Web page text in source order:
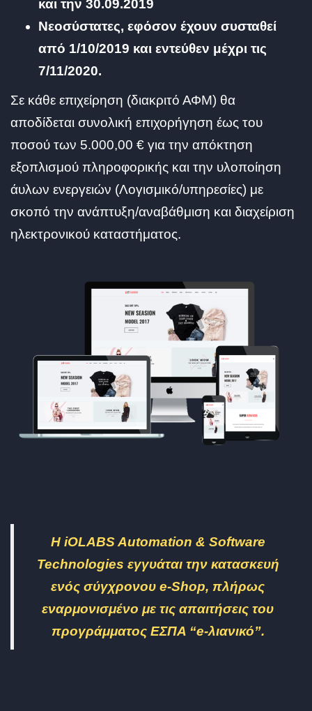
και την 30.09.2019
Νεοσύστατες, εφόσον έχουν συσταθεί
από 1/10/2019 και εντεύθεν μέχρι τις
7/11/2020.
Σε κάθε επιχείρηση (διακριτό ΑΦΜ) θα
αποδίδεται συνολική επιχορήγηση έως του
ποσού των 5.000,00 € για την απόκτηση
εξοπλισμού πληροφορικής και την υλοποίηση
άυλων ενεργειών (Λογισμικό/υπηρεσίες) με
σκοπό την ανάπτυξη/αναβάθμιση και διαχείριση
ηλεκτρονικού καταστήματος.
Η iOLABS Automation & Software
Technologies εγγυάται την κατασκευή
ενός σύγχρονου e-Shop, πλήρως
εναρμονισμένο με τις απαιτήσεις του
προγράμματος ΕΣΠΑ “e-λιανικό”.